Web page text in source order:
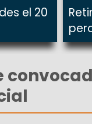
el 20